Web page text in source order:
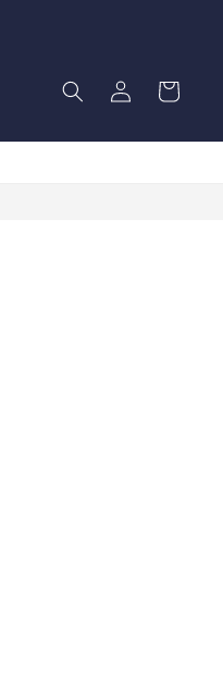
EinloggenWarenkorb